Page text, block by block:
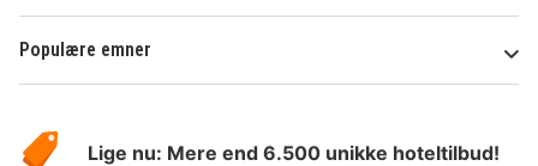
Populære emner
HotelSpecials
Lige nu: Mere end 6.500 unikke hoteltilbud!